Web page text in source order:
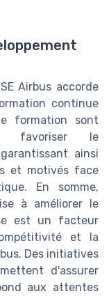
Airbus accorde
continue
formation sont
favoriser le
ainsi
et motivés face
En somme,
à améliorer le
est un facteur
et la
Des initiatives
d'assurer
aux attentes